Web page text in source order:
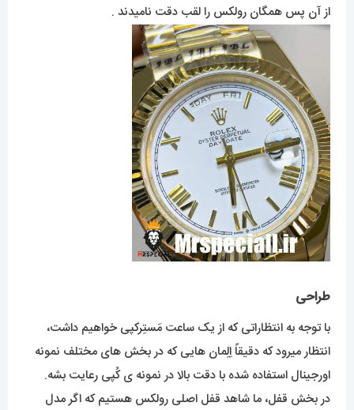
از آن پس همگان رولکس را لقب دقت نامیدند .
طراحی
با توجه به انتظاراتی که از یک ساعت مَستِرکپی خواهیم داشت،
انتظار میرود که دقیقاً اِلِمان هایی که در بخش های مختلف نمونه
اورجینال استفاده شده با دقت بالا در نمونه ی کُپی رعایت بشه.
در بخش قفل، ما شاهد قفل اصلی رولکس هستیم که اگر مدل